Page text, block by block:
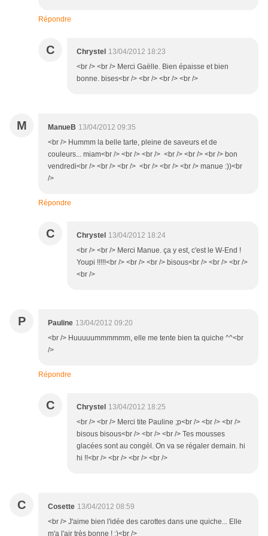
Répondre
C Chrystel 13/04/2012 18:23
<br /> <br /> Merci Gaëlle. Bien épaisse et bien
bonne. bises<br /> <br /> <br /> <br />
M ManueB 13/04/2012 09:35
<br /> Hummm la belle tarte, pleine de saveurs et de
couleurs... miam<br /> <br /> <br /> <br /> <br /> <br /> bon
vendredi<br /> <br /> <br /> <br /> <br /> <br /> manue :))<br
/>
Répondre
C Chrystel 13/04/2012 18:24
<br /> <br /> Merci Manue. ça y est, c'est le W-End !
Youpi !!!!!<br /> <br /> <br /> bisous<br /> <br /> <br />
<br />
P Pauline 13/04/2012 09:20
<br /> Huuuuummmmmm, elle me tente bien ta quiche ^^<br
/>
Répondre
C Chrystel 13/04/2012 18:25
<br /> <br /> Merci tite Pauline ;p<br /> <br /> <br />
bisous bisous<br /> <br /> <br /> Tes mousses
glacées sont au congèl. On va se régaler demain. hi
hi !!<br /> <br /> <br /> <br />
C Cosette 13/04/2012 08:59
<br /> J'aime bien l'idée des carottes dans une quiche... Elle
m'a l'air très bonne ! :)<br />